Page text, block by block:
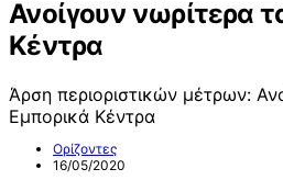
Ανοίγουν νωρίτερα
Κέντρα
Άρση περιοριστικών μέτρων:
Εμπορικά Κέντρα
Ορίζοντες
16/05/2020